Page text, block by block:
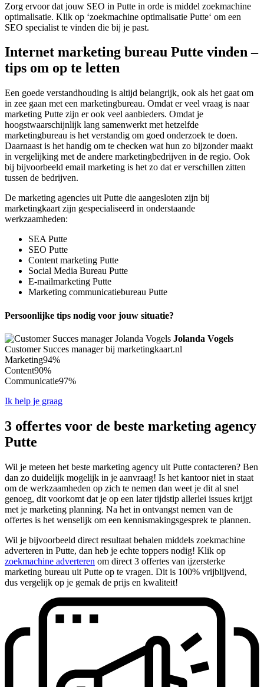
Zorg ervoor dat jouw SEO in Putte in orde is middel zoekmachine
optimalisatie. Klik op ‘zoekmachine optimalisatie Putte‘ om een
SEO specialist te vinden die bij je past.
Internet marketing bureau Putte vinden –
tips om op te letten
Een goede verstandhouding is altijd belangrijk, ook als het gaat om
in zee gaan met een marketingbureau. Omdat er veel vraag is naar
marketing Putte zijn er ook veel aanbieders. Omdat je
hoogstwaarschijnlijk lang samenwerkt met hetzelfde
marketingbureau is het verstandig om goed onderzoek te doen.
Daarnaast is het handig om te checken wat hun zo bijzonder maakt
in vergelijking met de andere marketingbedrijven in de regio. Ook
bij bijvoorbeeld email marketing is het zo dat er verschillen zitten
tussen de bedrijven.
De marketing agencies uit Putte die aangesloten zijn bij
marketingkaart zijn gespecialiseerd in onderstaande
werkzaamheden:
SEA Putte
SEO Putte
Content marketing Putte
Social Media Bureau Putte
E-mailmarketing Putte
Marketing communicatiebureau Putte
Persoonlijke tips nodig voor jouw situatie?
Jolanda Vogels
Customer Succes manager bij marketingkaart.nl
Marketing94%
Content90%
Communicatie97%
Ik help je graag
3 offertes voor de beste marketing agency
Putte
Wil je meteen het beste marketing agency uit Putte contacteren? Ben
dan zo duidelijk mogelijk in je aanvraag! Is het kantoor niet in staat
om de werkzaamheden op zich te nemen dan weet je dit al snel
genoeg, dit voorkomt dat je op een later tijdstip allerlei issues krijgt
met je marketing planning. Na het in ontvangst nemen van de
offertes is het wenselijk om een kennismakingsgesprek te plannen.
Wil je bijvoorbeeld direct resultaat behalen middels zoekmachine
adverteren in Putte, dan heb je echte toppers nodig! Klik op
zoekmachine adverteren om direct 3 offertes van ijzersterke
marketing bureau uit Putte op te vragen. Dit is 100% vrijblijvend,
dus vergelijk op je gemak de prijs en kwaliteit!